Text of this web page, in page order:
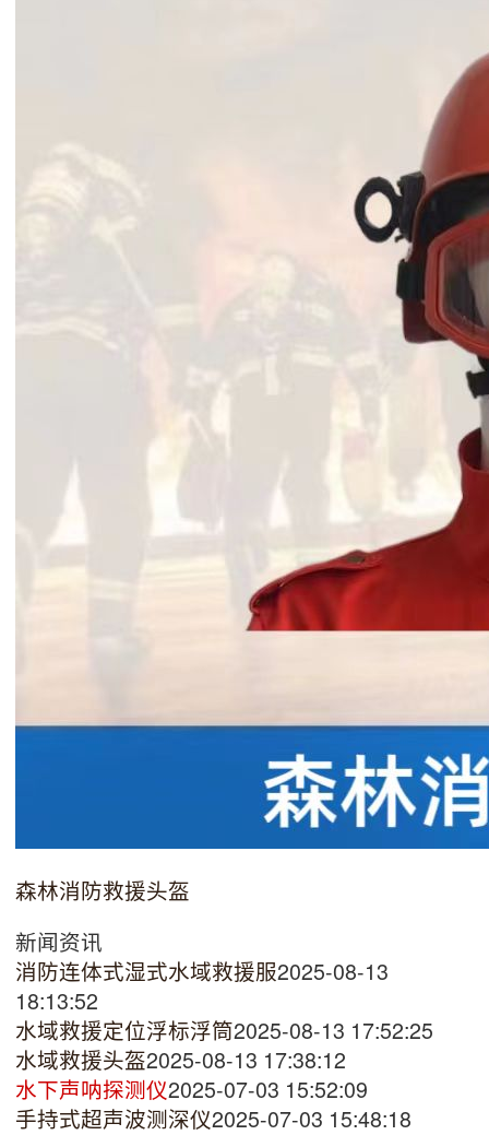
森林消防救援头盔
新闻资讯
消防连体式湿式水域救援服2025-08-13
18:13:52
水域救援定位浮标浮筒2025-08-13 17:52:25
水域救援头盔2025-08-13 17:38:12
水下声呐探测仪2025-07-03 15:52:09
手持式超声波测深仪2025-07-03 15:48:18